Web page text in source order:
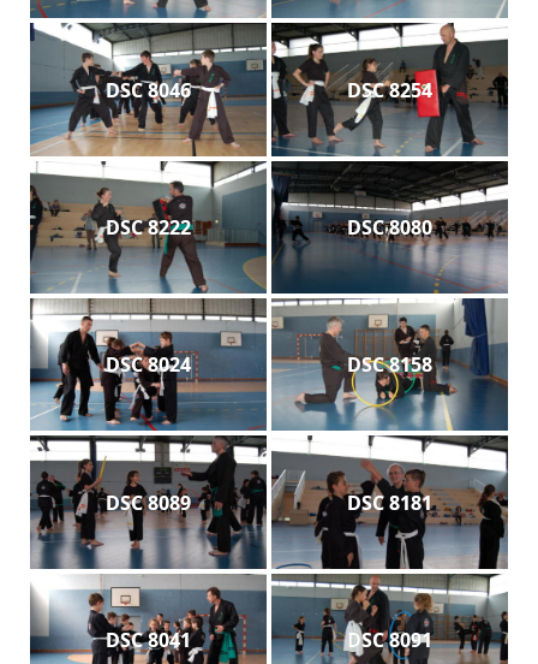
DSC 8046 DSC 8254
DSC 8222 DSC 8080
DSC 8024 DSC 8158
DSC 8089 DSC 8181
DSC 8041 DSC 8091